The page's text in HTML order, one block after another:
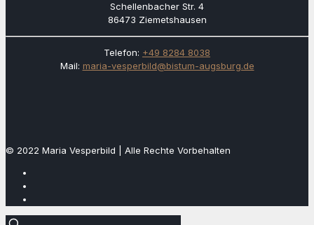
Schellenbacher Str. 4
86473 Ziemetshausen
Telefon: +49 8284 8038
Mail: maria-vesperbild@bistum-augsburg.de
© 2022 Maria Vesperbild | Alle Rechte Vorbehalten